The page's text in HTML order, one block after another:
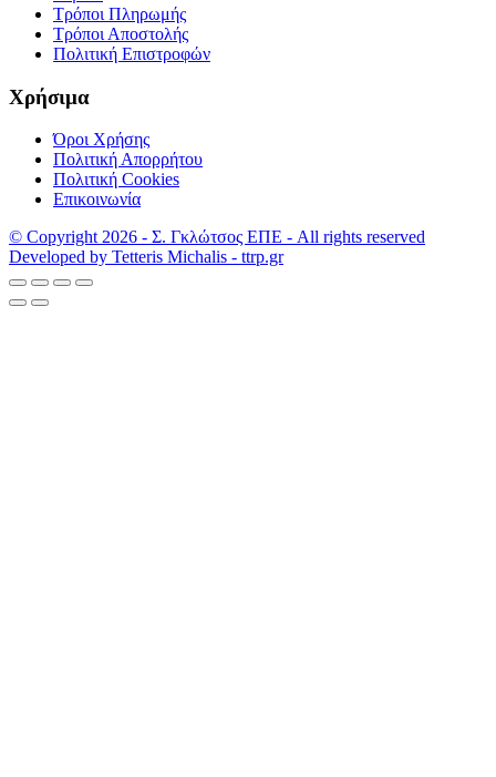
Τρόποι Πληρωμής
Τρόποι Αποστολής
Πολιτική Επιστροφών
Χρήσιμα
Όροι Χρήσης
Πολιτική Απορρήτου
Πολιτική Cookies
Επικοινωνία
© Copyright 2026 - Σ. Γκλώτσος ΕΠΕ - All rights reserved
Developed by Tetteris Michalis - ttrp.gr